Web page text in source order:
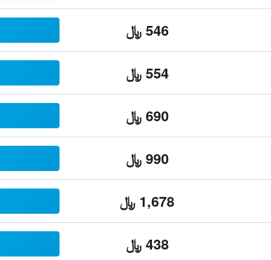
546 ﷼
554 ﷼
690 ﷼
990 ﷼
1,678 ﷼
438 ﷼